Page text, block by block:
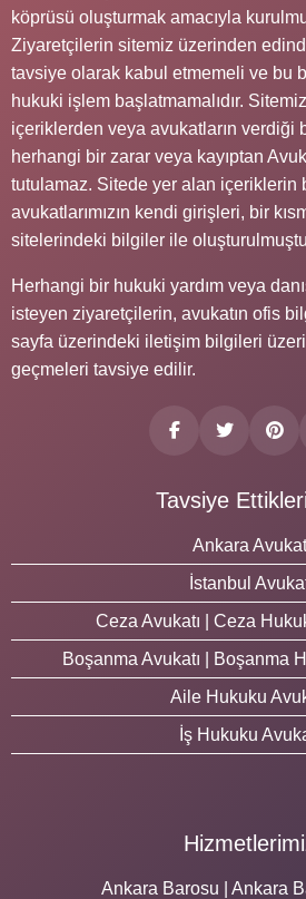
köprüsü oluşturmak amacıyla
Ziyaretçilerin sitemiz üzerinden
tavsiye olarak kabul etmemeli ve bu
hukuki işlem başlatmamalıdır.
içeriklerden veya avukatların
herhangi bir zarar veya kayıptan
tutulamaz. Sitede yer alan içeriklerin
avukatlarımızın kendi girişleri, bir
sitelerindeki bilgiler ile
Herhangi bir hukuki yardım veya
isteyen ziyaretçilerin, avukatın ofis
sayfa üzerindeki iletişim bilgileri
geçmeleri tavsiye edilir.
Tavsiye
Ankara Avukat
İstanbul
Ceza Avukatı | Ceza
Boşanma Avukatı | Boşanma
Aile Hukuku
İş Hukuku
Ankara Barosu | Ankara